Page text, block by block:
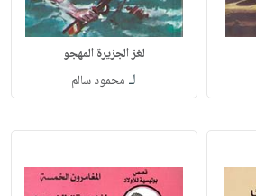
لغز الجزيرة المهجو
لـ محمود سالم